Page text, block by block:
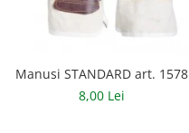
Caciuli
Sepci
Manusi STANDARD art. 1578
8,00 Lei